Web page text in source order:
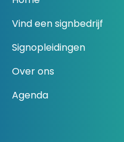
Vind een signbedrijf
Signopleidingen
Over ons
Agenda